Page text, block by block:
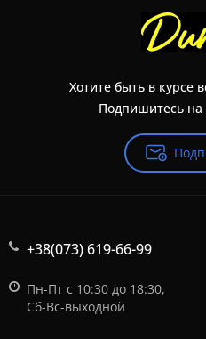
Хотите быть в курсе
Подпишитесь
+38(073) 619-66-99
Пн-Пт с 10:30 до 18:30,
Сб-Вс-выходной